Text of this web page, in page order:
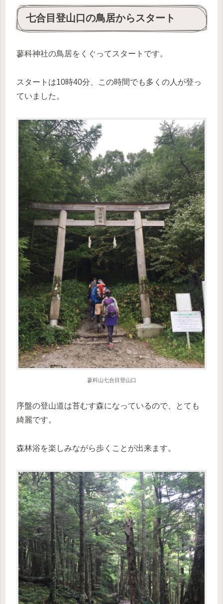
七合目登山口の鳥居からスタート
蓼科神社の鳥居をくぐってスタートです。
スタートは10時40分、この時間でも多くの人が登っ
ていました。
蓼科山七合目登山口
序盤の登山道は苔むす森になっているので、とても
綺麗です。
森林浴を楽しみながら歩くことが出来ます。